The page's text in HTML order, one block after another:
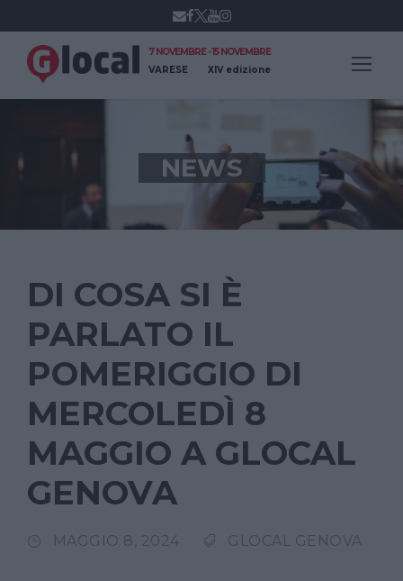
7 NOVEMBRE - 15 NOVEMBRE
VARESE
XIV edizione
NEWS
DI COSA SI È
PARLATO IL
POMERIGGIO DI
MERCOLEDÌ 8
MAGGIO A GLOCAL
GENOVA
MAGGIO 8, 2024 GLOCAL GENOVA